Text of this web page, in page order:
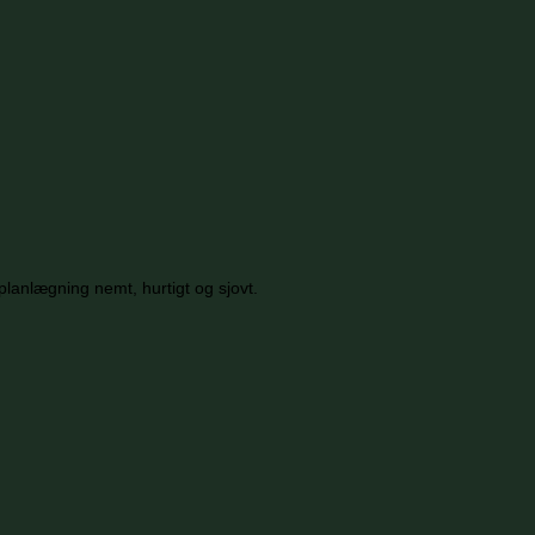
nemt, hurtigt og sjovt.